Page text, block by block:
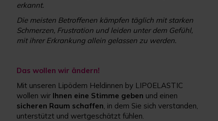
erkannt.
Die meisten Betroffenen kämpfen täglich mit starken
Schmerzen, Frustration und leiden unter dem Gefühl,
mit ihrer Erkrankung allein gelassen zu werden.
Das wollen wir ändern!
Mit unseren Lipödem Heldinnen by LIPOELASTIC
wollen wir Ihnen eine Stimme geben und einen
sicheren Raum schaffen, in dem Sie sich verstanden,
unterstützt und wertgeschätzt fühlen.